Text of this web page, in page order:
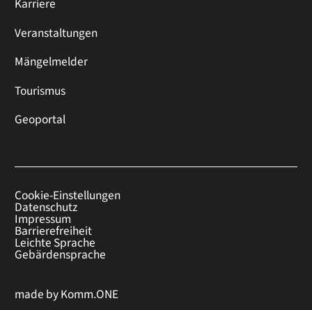
Karriere
Veranstaltungen
Mängelmelder
Tourismus
Geoportal
Cookie-Einstellungen
Datenschutz
Impressum
Barrierefreiheit
Leichte Sprache
Gebärdensprache
made byKomm.ONE